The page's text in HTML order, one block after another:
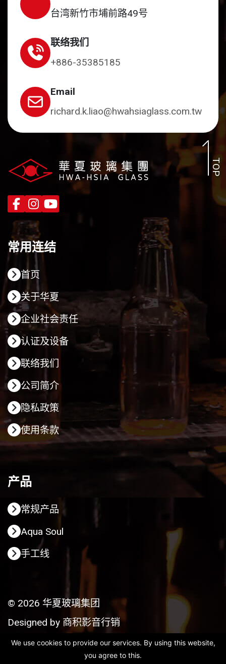
TOP
台湾新竹市埔前路49号
联络我们
+886-35385185
Email
richard.k.liao@hwahsiaglass.com.tw
常用连结
首页
关于华夏
企业社会责任
认证及设备
联络我们
公司简介
隐私政策
使用条款
产品
常规产品
Aqua Soul
手工线
© 2026 华夏玻璃集团
Designed by 商积影音行销
We use cookies to provide our services. By using this website,
you agree to this.